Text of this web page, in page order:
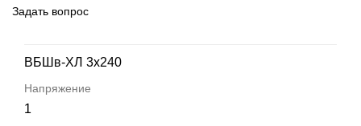
Задать вопрос
ВБШв-ХЛ 3х240
1